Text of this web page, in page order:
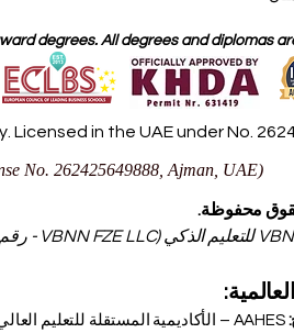
degrees. All degrees and diplomas
Licensed in the UAE under No.
No. 262425649888, Ajman, UAE)
محفوظة.